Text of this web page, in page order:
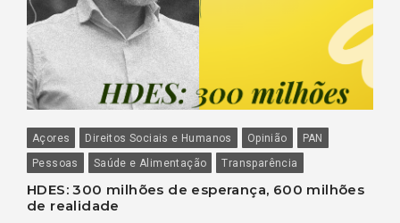
Açores Direitos Sociais e Humanos Opinião
PAN
Pessoas
Saúde e Alimentação Transparência
HDES: 300 milhões de esperança, 600 milhões
de realidade